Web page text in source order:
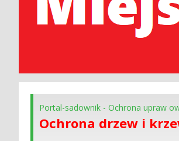
Portal-sadownik - Ochrona upraw
Ochrona drzew i